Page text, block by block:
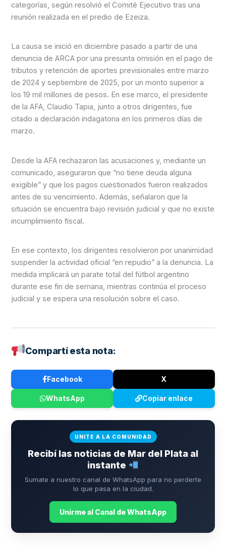
categorías, según resolvió el Comité Ejecutivo tras una
reunión realizada en el predio de Ezeiza.
La causa se inició en diciembre pasado a partir de una
denuncia de ARCA por una presunta omisión en el pago de
tributos y retención de aportes previsionales entre marzo
de 2024 y septiembre de 2025, por un monto superior a
los 19 mil millones de pesos. En ese marco, el presidente
de la AFA, Claudio Tapia, junto a otros dirigentes, fue
citado a declaración indagatoria en los primeros días de
marzo.
Desde la AFA rechazaron las acusaciones y, mediante un
comunicado, aseguraron que “no tiene deuda alguna
exigible” y que los pagos cuestionados fueron realizados
antes de su vencimiento. Además, señalaron que la
situación se encuentra bajo revisión judicial y que no existe
incumplimiento fiscal.
En ese contexto, los dirigentes resolvieron por unanimidad
suspender la actividad oficial “en repudio” a la denuncia. La
medida implicará un parate total del fútbol argentino
durante ese fin de semana, mientras continúa el proceso
judicial y se espera una resolución sobre el caso.
Compartí esta nota:
Facebook X
WhatsApp Copiar enlace
UNITE A LA COMUNIDAD
Recibí las noticias de Mar del Plata al
instante
Sumate a nuestro canal de WhatsApp para no perderte
lo que pasa en la ciudad.
Unirme al Canal de WhatsApp